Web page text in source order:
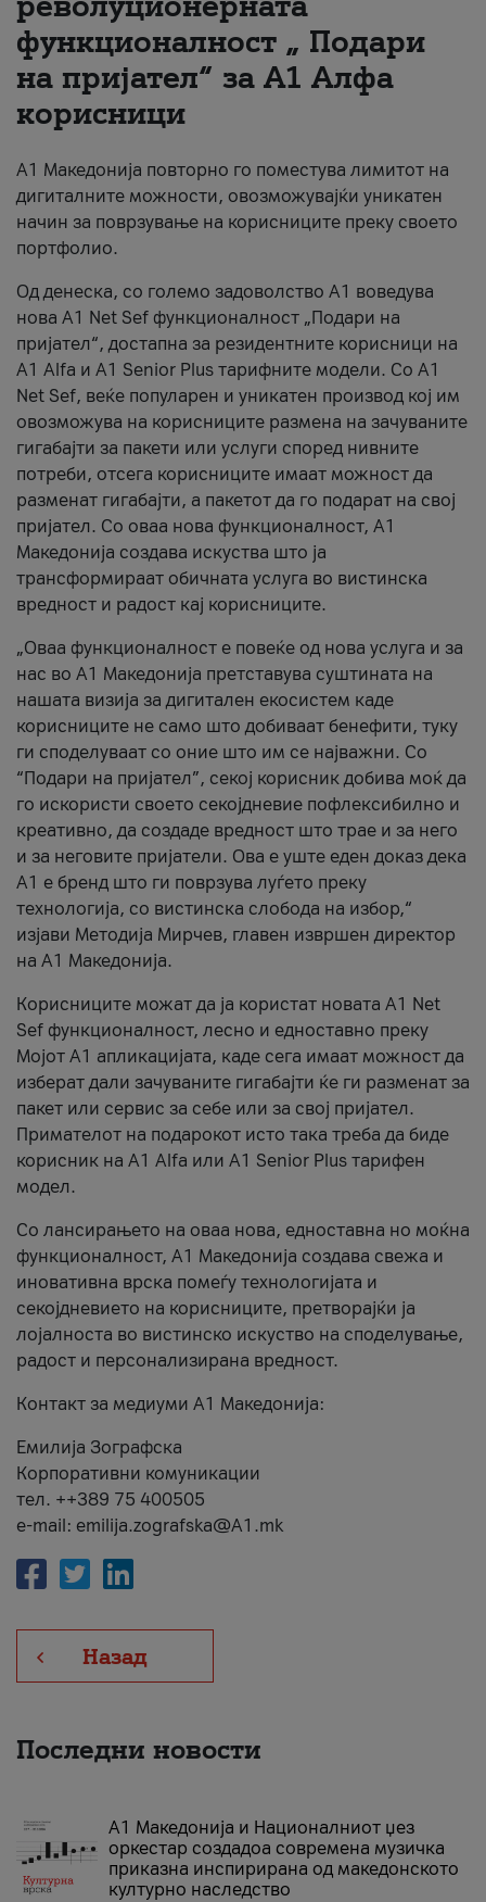
За нас
#ПодобарОнлајн
функционалност „ Подари
на пријател“ за А1 Алфа
корисници
А1 Македонија повторно го поместува лимитот на
дигиталните можности, овозможувајќи уникатен
начин за поврзување на корисниците преку своето
портфолио.
Од денеска, со големо задоволство А1 воведува
нова A1 Net Sef функционалност „Подари на
пријател“, достапна за резидентните корисници на
А1 Alfa и A1 Senior Plus тарифните модели. Со A1
Net Sef, веќе популарен и уникатен производ кој им
овозможува на корисниците размена на зачуваните
гигабајти за пакети или услуги според нивните
потреби, отсега корисниците имаат можност да
разменат гигабајти, а пакетот да го подарат на свој
пријател. Со оваа нова функционалност, А1
Македонија создава искуства што ја
трансформираат обичната услуга во вистинска
вредност и радост кај корисниците.
„Оваа функционалност е повеќе од нова услуга и за
нас во А1 Македонија претставува суштината на
нашата визија за дигитален екосистем каде
корисниците не само што добиваат бенефити, туку
ги споделуваат со оние што им се најважни. Со
“Подари на пријател”, секој корисник добива моќ да
го искористи своето секојдневие пофлексибилно и
креативно, да создаде вредност што трае и за него
и за неговите пријатели. Ова е уште еден доказ дека
А1 е бренд што ги поврзува луѓето преку
технологија, со вистинска слобода на избор,“
изјави Методија Мирчев, главен извршен директор
на А1 Македонија.
Корисниците можат да ја користат новата А1 Net
Sef функционалност, лесно и едноставно преку
Мојот А1 апликацијата, каде сега имаат можност да
изберат дали зачуваните гигабајти ќе ги разменат за
пакет или сервис за себе или за свој пријател.
Примателот на подарокот исто така треба да биде
корисник на А1 Alfa или A1 Senior Plus тарифен
модел.
Со лансирањето на оваа нова, едноставна но моќна
функционалност, А1 Македонија создава свежа и
иновативна врска помеѓу технологијата и
секојдневието на корисниците, претворајќи ја
лојалноста во вистинско искуство на споделување,
радост и персонализирана вредност.
Контакт за медиуми А1 Македонија:
Емилија Зографска
Корпоративни комуникации
тел. ++389 75 400505
e-mail: emilija.zografska@A1.mk
Назад
Последни новости
А1 Македонија и Националниот џез
оркестар создадоа современа музичка
приказна инспирирана од македонското
културно наследство